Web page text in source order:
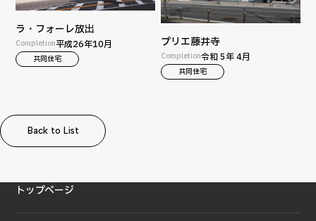
ラ・フォーレ放出
Completion平成26年10月
共同住宅
プリエ藤井寺
Completion令和 5年 4月
共同住宅
Back to List
トップページ